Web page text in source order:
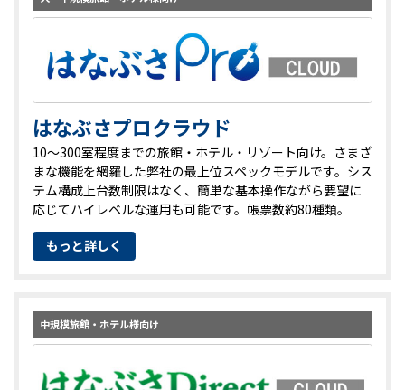
はなぶさプロクラウド
10～300室程度までの旅館・ホテル・リゾート向け。さまざ
まな機能を網羅した弊社の最上位スペックモデルです。シス
テム構成上台数制限はなく、簡単な基本操作ながら要望に
応じてハイレベルな運用も可能です。帳票数約80種類。
もっと詳しく
中規模旅館・ホテル様向け